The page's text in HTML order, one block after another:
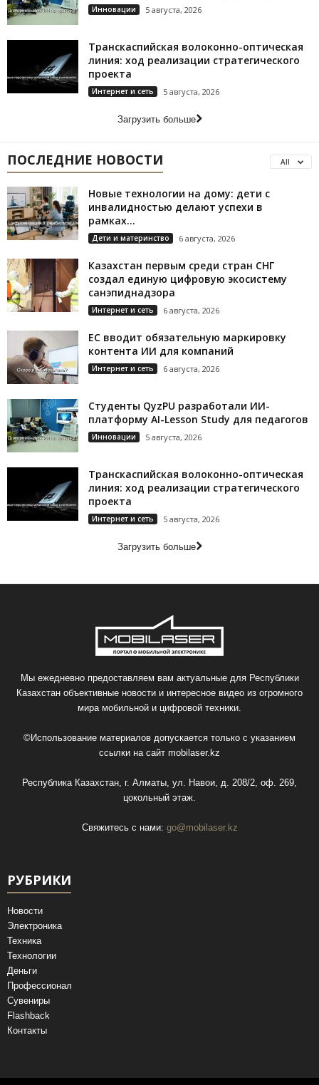
Инновации 5 августа, 2026
Транскаспийская волоконно-оптическая
линия: ход реализации стратегического
проекта
Интернет и сеть 5 августа, 2026
Загрузить больше
ПОСЛЕДНИЕ НОВОСТИ All
Новые технологии на дому: дети с
инвалидностью делают успехи в
рамках...
Дети и материнство 6 августа, 2026
Казахстан первым среди стран СНГ
создал единую цифровую экосистему
санэпиднадзора
Интернет и сеть 6 августа, 2026
ЕС вводит обязательную маркировку
контента ИИ для компаний
Интернет и сеть 6 августа, 2026
Студенты QyzPU разработали ИИ-
платформу AI-Lesson Study для педагогов
Инновации 5 августа, 2026
Транскаспийская волоконно-оптическая
линия: ход реализации стратегического
проекта
Интернет и сеть 5 августа, 2026
Загрузить больше
Мы ежедневно предоставляем вам актуальные для Республики
Казахстан объективные новости и интересное видео из огромного
мира мобильной и цифровой техники.
©Использование материалов допускается только с указанием
ссылки на сайт mobilaser.kz
Республика Казахстан, г. Алматы, ул. Навои, д. 208/2, оф. 269,
цокольный этаж.
Свяжитесь с нами: go@mobilaser.kz
РУБРИКИ
Новости
Электроника
Техника
Технологии
Деньги
Профессионал
Сувениры
Flashback
Контакты